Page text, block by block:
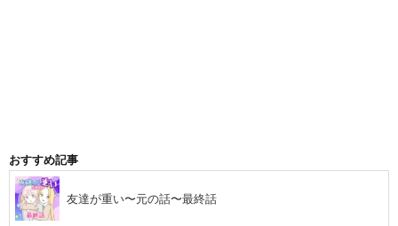
おすすめ記事
友達が重い〜元の話〜最終話